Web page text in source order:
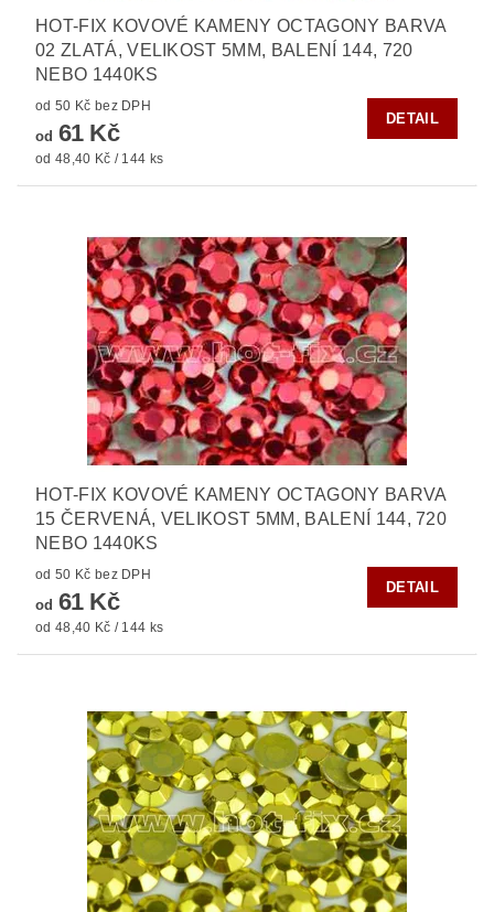
HOT-FIX KOVOVÉ KAMENY OCTAGONY BARVA
02 ZLATÁ, VELIKOST 5MM, BALENÍ 144, 720
NEBO 1440KS
od 50 Kč bez DPH
od 61 Kč
od 48,40 Kč / 144 ks
DETAIL
HOT-FIX KOVOVÉ KAMENY OCTAGONY BARVA
15 ČERVENÁ, VELIKOST 5MM, BALENÍ 144, 720
NEBO 1440KS
od 50 Kč bez DPH
od 61 Kč
od 48,40 Kč / 144 ks
DETAIL